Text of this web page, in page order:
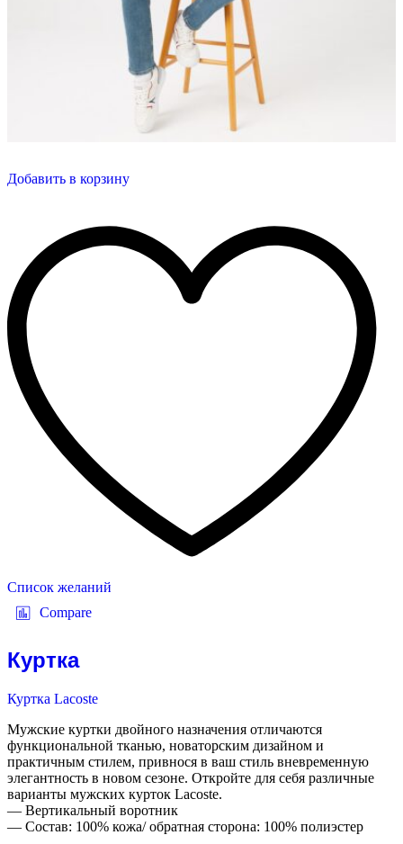
Добавить в корзину
Список желаний
Compare
Куртка
Куртка Lacoste
Мужские куртки двойного назначения отличаются
функциональной тканью, новаторским дизайном и
практичным стилем, привнося в ваш стиль вневременную
элегантность в новом сезоне. Откройте для себя различные
варианты мужских курток Lacoste.
— Вертикальный воротник
— Состав: 100% кожа/ обратная сторона: 100% полиэстер